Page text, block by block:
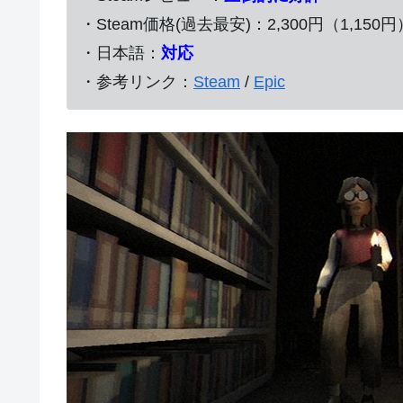
・Steam価格(過去最安)：2,300円（1,150円
・日本語： 対応
・参考リンク： Steam / Epic